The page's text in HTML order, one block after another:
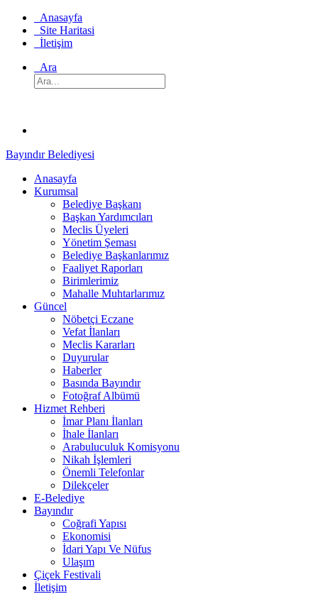
Anasayfa
Site Haritasi
İletişim
Ara
Bayındır Belediyesi
Anasayfa
Kurumsal
Belediye Başkanı
Başkan Yardımcıları
Meclis Üyeleri
Yönetim Şeması
Belediye Başkanlarımız
Faaliyet Raporları
Birimlerimiz
Mahalle Muhtarlarımız
Güncel
Nöbetçi Eczane
Vefat İlanları
Meclis Kararları
Duyurular
Haberler
Basında Bayındır
Fotoğraf Albümü
Hizmet Rehberi
İmar Planı İlanları
İhale İlanları
Arabuluculuk Komisyonu
Nikah İşlemleri
Önemli Telefonlar
Dilekçeler
E-Belediye
Bayındır
Coğrafi Yapısı
Ekonomisi
İdari Yapı Ve Nüfus
Ulaşım
Çiçek Festivali
İletişim